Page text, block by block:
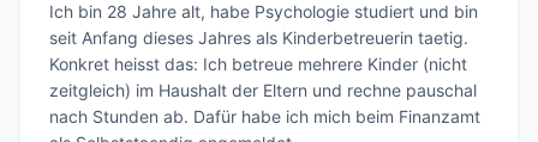
Ich bin 28 Jahre alt, habe Psychologie studiert und bin
seit Anfang dieses Jahres als Kinderbetreuerin taetig.
Konkret heisst das: Ich betreue mehrere Kinder (nicht
zeitgleich) im Haushalt der Eltern und rechne pauschal
nach Stunden ab. Dafür habe ich mich beim Finanzamt